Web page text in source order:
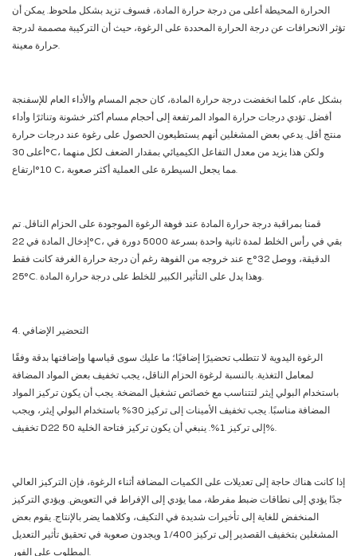
الحرارة المحيطة أعلى من درجة حرارة المادة، فسوف تزيد بشكل ملحوظ. يمكن أن
تؤثر الانحرافات عن درجة الحرارة المحددة على الرغوة، حيث أن التركيبة مصممة لدرجة
حرارة معينة.
بشكل عام، كلما انخفضت درجة حرارة المادة، كان حجم المسام والأداء العام للإسفنجة
أفضل. تؤدي درجات حرارة المواد المرتفعة إلى أحجام مسام أكثر خشونة وتناثرًا وأداء
منتج أقل. يدعي بعض المشغلين أنهم يستطيعون الحصول على رغوة عند درجات حرارة
أعلى 30°C، ولكن هذا يزيد من معدل التفاعل الكيميائي بمقدار الضعف لكل منهما
10°ارتفاع C، مما يجعل السيطرة على العملية أكثر صعوبة.
قمنا بمراقبة درجة حرارة المادة عند فوهة الرغوة الموجودة على الحزام الناقل. تم
إدخال المادة في 22°C، بقي في رأس الخلط لمدة ثانية واحدة بسرعة 5000 دورة في
الدقيقة، ووصل 32°ج عند خروجه من الفوهة رغم أن درجة حرارة الغرفة كانت فقط
25°C. وهذا يدل على التأثير الكبير للخلط على درجة حرارة المادة.
4. التحضير الإضافي
الرغوة اليدوية لا تتطلب تحضيرًا إضافيًا؛ ما عليك سوى قياسها وإضافتها بدقة وفقًا
لمعامل التغذية. بالنسبة لرغوة الحزام الناقل، يجب تخفيف بعض المواد المضافة
باستخدام البولي إيثر لتتناسب مع خصائص تشغيل المضخة. يجب أن يكون تركيز المواد
المضافة مناسبًا. يجب تخفيف الأمينات إلى تركيز 30% باستخدام البولي إيثر، ويجب
تخفيف D22 إلى تركيز 1%. ينبغي أن يكون تركيز فتاحة الخلية 50%.
إذا كانت هناك حاجة إلى تعديلات على الكميات المضافة أثناء الرغوة، فإن التركيز العالي
جدًا يؤدي إلى نطاقات ضبط مفرطة، مما يؤدي إلى الإفراط في التعويض. ويؤدي التركيز
المنخفض للغاية إلى تأخيرات شديدة في التكيف، وكلاهما يضر بالإنتاج. يقوم بعض
المشغلين بتخفيف القصدير إلى تركيز 1/400 ويجدون صعوبة في تحقيق تأثير التعديل
المطلوب على الفور.